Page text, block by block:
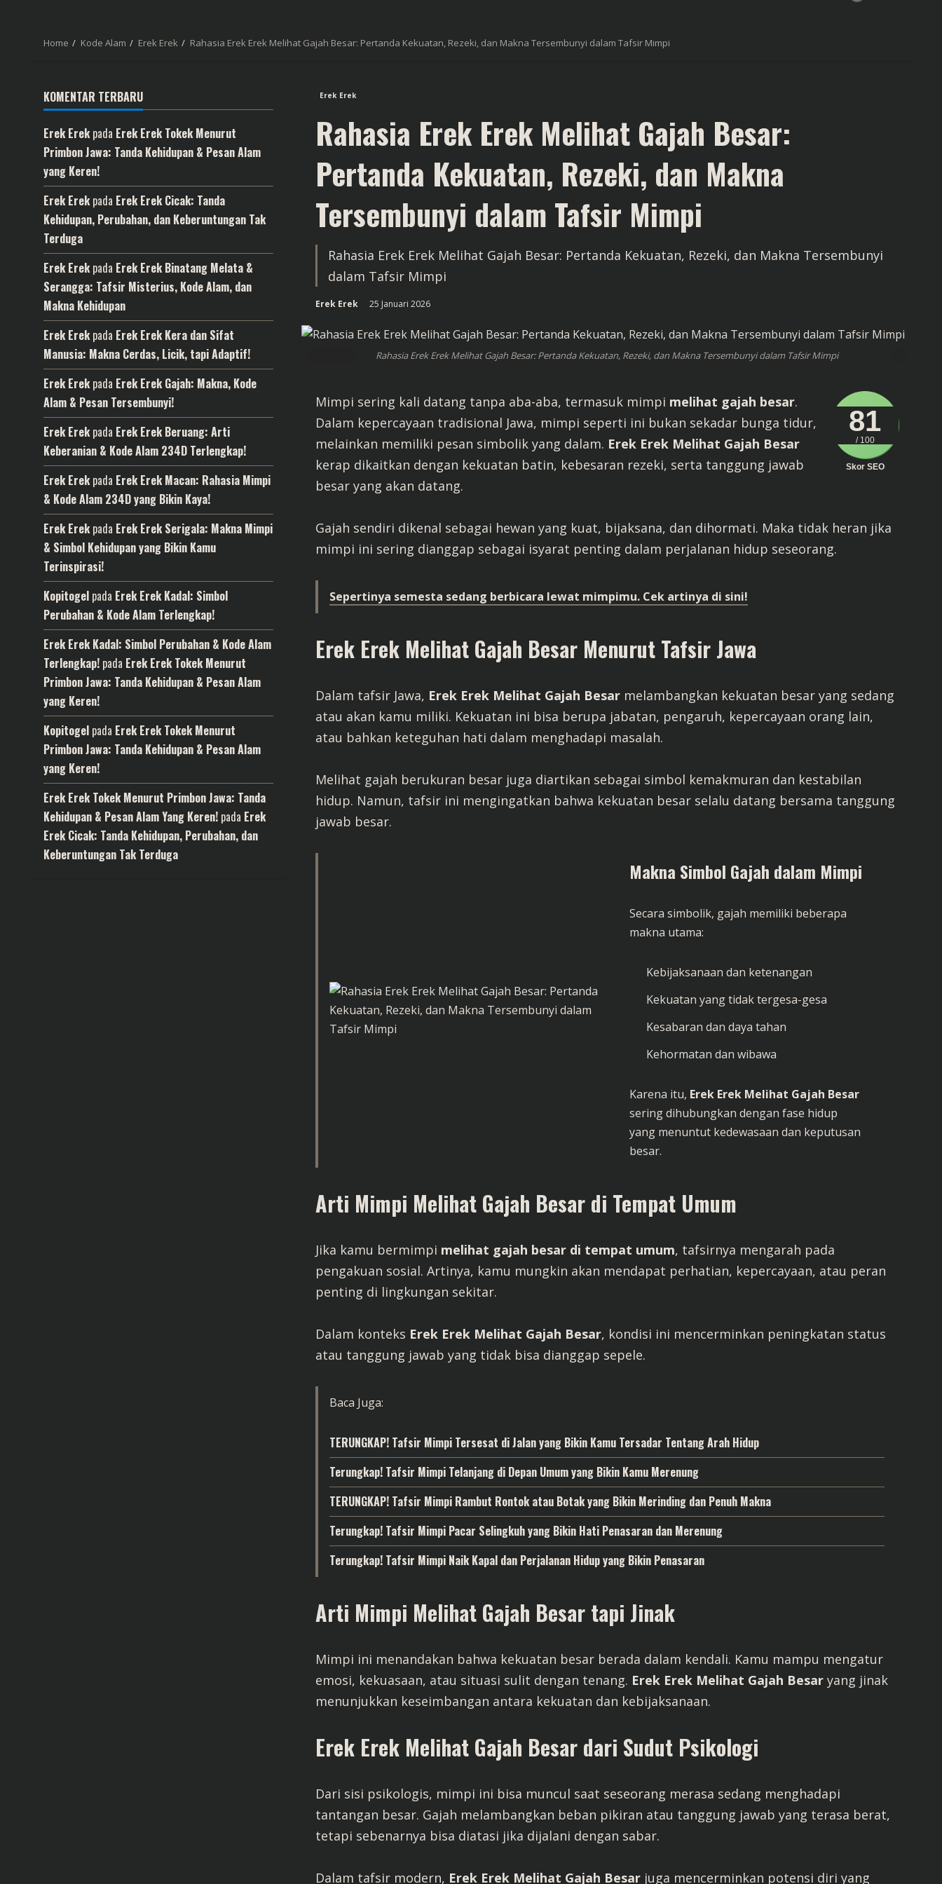
Home Kode Alam Erek Erek Rahasia Erek Erek Melihat Gajah Besar: Pertanda Kekuatan, Rezeki, dan Makna Tersembunyi dalam Tafsir Mimpi
Erek Erek
Rahasia Erek Erek Melihat Gajah Besar:
Pertanda Kekuatan, Rezeki, dan Makna
Tersembunyi dalam Tafsir Mimpi
Rahasia Erek Erek Melihat Gajah Besar: Pertanda Kekuatan, Rezeki, dan Makna Tersembunyi
dalam Tafsir Mimpi
Erek Erek 25 Januari 2026
Rahasia Erek Erek Melihat Gajah Besar: Pertanda Kekuatan, Rezeki, dan Makna Tersembunyi dalam Tafsir Mimpi
81
/ 100
Skor SEO
Mimpi sering kali datang tanpa aba-aba, termasuk mimpi melihat gajah besar.
Dalam kepercayaan tradisional Jawa, mimpi seperti ini bukan sekadar bunga tidur,
melainkan memiliki pesan simbolik yang dalam. Erek Erek Melihat Gajah Besar
kerap dikaitkan dengan kekuatan batin, kebesaran rezeki, serta tanggung jawab
besar yang akan datang.
Gajah sendiri dikenal sebagai hewan yang kuat, bijaksana, dan dihormati. Maka tidak heran jika
mimpi ini sering dianggap sebagai isyarat penting dalam perjalanan hidup seseorang.
Sepertinya semesta sedang berbicara lewat mimpimu. Cek artinya di sini!
Erek Erek Melihat Gajah Besar Menurut Tafsir Jawa
Dalam tafsir Jawa, Erek Erek Melihat Gajah Besar melambangkan kekuatan besar yang sedang
atau akan kamu miliki. Kekuatan ini bisa berupa jabatan, pengaruh, kepercayaan orang lain,
atau bahkan keteguhan hati dalam menghadapi masalah.
Melihat gajah berukuran besar juga diartikan sebagai simbol kemakmuran dan kestabilan
hidup. Namun, tafsir ini mengingatkan bahwa kekuatan besar selalu datang bersama tanggung
jawab besar.
Makna Simbol Gajah dalam Mimpi
Secara simbolik, gajah memiliki beberapa
makna utama:
Kebijaksanaan dan ketenangan
Kekuatan yang tidak tergesa-gesa
Kesabaran dan daya tahan
Kehormatan dan wibawa
Karena itu, Erek Erek Melihat Gajah Besar
sering dihubungkan dengan fase hidup
yang menuntut kedewasaan dan keputusan
besar.
Arti Mimpi Melihat Gajah Besar di Tempat Umum
Jika kamu bermimpi melihat gajah besar di tempat umum, tafsirnya mengarah pada
pengakuan sosial. Artinya, kamu mungkin akan mendapat perhatian, kepercayaan, atau peran
penting di lingkungan sekitar.
Dalam konteks Erek Erek Melihat Gajah Besar, kondisi ini mencerminkan peningkatan status
atau tanggung jawab yang tidak bisa dianggap sepele.
Baca Juga:
TERUNGKAP! Tafsir Mimpi Tersesat di Jalan yang Bikin Kamu Tersadar Tentang Arah Hidup
Terungkap! Tafsir Mimpi Telanjang di Depan Umum yang Bikin Kamu Merenung
TERUNGKAP! Tafsir Mimpi Rambut Rontok atau Botak yang Bikin Merinding dan Penuh Makna
Terungkap! Tafsir Mimpi Pacar Selingkuh yang Bikin Hati Penasaran dan Merenung
Terungkap! Tafsir Mimpi Naik Kapal dan Perjalanan Hidup yang Bikin Penasaran
Arti Mimpi Melihat Gajah Besar tapi Jinak
Mimpi ini menandakan bahwa kekuatan besar berada dalam kendali. Kamu mampu mengatur
emosi, kekuasaan, atau situasi sulit dengan tenang. Erek Erek Melihat Gajah Besar yang jinak
menunjukkan keseimbangan antara kekuatan dan kebijaksanaan.
Erek Erek Melihat Gajah Besar dari Sudut Psikologi
Dari sisi psikologis, mimpi ini bisa muncul saat seseorang merasa sedang menghadapi
tantangan besar. Gajah melambangkan beban pikiran atau tanggung jawab yang terasa berat,
tetapi sebenarnya bisa diatasi jika dijalani dengan sabar.
Dalam tafsir modern, Erek Erek Melihat Gajah Besar juga mencerminkan potensi diri yang
KOMENTAR TERBARU
Erek Erekpada Erek Erek Tokek Menurut
Primbon Jawa: Tanda Kehidupan & Pesan Alam
yang Keren!
Erek Erekpada Erek Erek Cicak: Tanda
Kehidupan, Perubahan, dan Keberuntungan Tak
Terduga
Erek Erekpada Erek Erek Binatang Melata &
Serangga: Tafsir Misterius, Kode Alam, dan
Makna Kehidupan
Erek Erekpada Erek Erek Kera dan Sifat
Manusia: Makna Cerdas, Licik, tapi Adaptif!
Erek Erekpada Erek Erek Gajah: Makna, Kode
Alam & Pesan Tersembunyi!
Erek Erekpada Erek Erek Beruang: Arti
Keberanian & Kode Alam 234D Terlengkap!
Erek Erekpada Erek Erek Macan: Rahasia Mimpi
& Kode Alam 234D yang Bikin Kaya!
Erek Erekpada Erek Erek Serigala: Makna Mimpi
& Simbol Kehidupan yang Bikin Kamu
Terinspirasi!
Kopitogel pada Erek Erek Kadal: Simbol
Perubahan & Kode Alam Terlengkap!
Erek Erek Kadal: Simbol Perubahan & Kode Alam
Terlengkap! pada Erek Erek Tokek Menurut
Primbon Jawa: Tanda Kehidupan & Pesan Alam
yang Keren!
Kopitogel pada Erek Erek Tokek Menurut
Primbon Jawa: Tanda Kehidupan & Pesan Alam
yang Keren!
Erek Erek Tokek Menurut Primbon Jawa: Tanda
Kehidupan & Pesan Alam Yang Keren! pada Erek
Erek Cicak: Tanda Kehidupan, Perubahan, dan
Keberuntungan Tak Terduga